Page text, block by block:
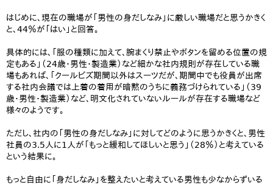
はじめに、現在の職場が「男性の身だしなみ」に厳しい職場だと思うかきく
と、44％が「はい」と回答。
具体的には、「服の種類に加えて、腕まくり禁止やボタンを留める位置の規
定もある」（24歳・男性・製造業）など細かな社内規則が存在している職
場もあれば、「クールビズ期間以外はスーツだが、期間中でも役員が出席
する社内会議では上着の着用が暗黙のうちに義務づけられている」（39
歳・男性・製造業）など、明文化されていないルールが存在する職場など
様々のようです。
ただし、社内の「男性の身だしなみ」に対してどのように思うかきくと、男性
社員の3.5人に1人が「もっと緩和してほしいと思う」（28％）と考えている
という結果に。
もっと自由に「身だしなみ」を整えたいと考えている男性も少なからずいる